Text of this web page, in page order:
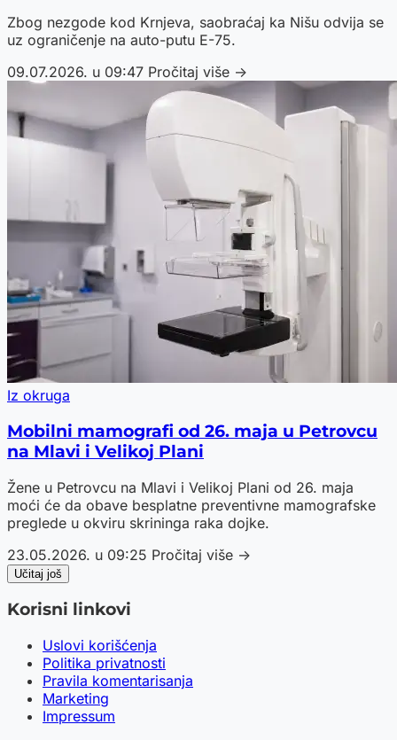
Zbog nezgode kod Krnjeva, saobraćaj ka Nišu odvija se
uz ograničenje na auto-putu E-75.
09.07.2026. u 09:47 Pročitaj više →
Iz okruga
Mobilni mamografi od 26. maja u Petrovcu
na Mlavi i Velikoj Plani
Žene u Petrovcu na Mlavi i Velikoj Plani od 26. maja
moći će da obave besplatne preventivne mamografske
preglede u okviru skrininga raka dojke.
23.05.2026. u 09:25 Pročitaj više →
Učitaj još
Korisni linkovi
Uslovi korišćenja
Politika privatnosti
Pravila komentarisanja
Marketing
Impressum